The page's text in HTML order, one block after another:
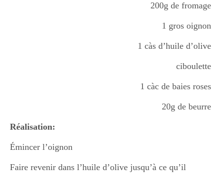
200g de fromage
1 gros oignon
1 càs d’huile d’olive
ciboulette
1 càc de baies roses
20g de beurre
Réalisation:
Émincer l’oignon
Faire revenir dans l’huile d’olive jusqu’à ce qu’il